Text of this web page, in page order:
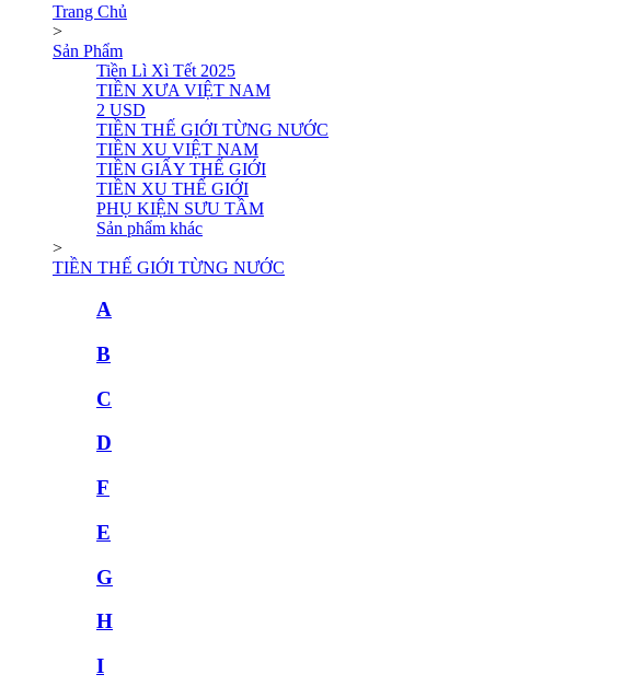
Trang Chủ
>
Sản Phẩm
Tiền Lì Xì Tết 2025
TIỀN XƯA VIỆT NAM
2 USD
TIỀN THẾ GIỚI TỪNG NƯỚC
TIỀN XU VIỆT NAM
TIỀN GIẤY THẾ GIỚI
TIỀN XU THẾ GIỚI
PHỤ KIỆN SƯU TẦM
Sản phẩm khác
>
TIỀN THẾ GIỚI TỪNG NƯỚC
A
B
C
D
F
E
G
H
I